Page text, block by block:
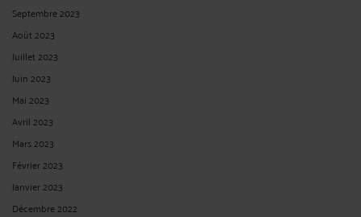
Septembre 2023
Août 2023
Juillet 2023
Juin 2023
Mai 2023
Avril 2023
Mars 2023
Février 2023
Janvier 2023
Décembre 2022